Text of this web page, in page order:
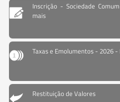
Inscrição - Sociedade
mais
Taxas e Emolumentos - 2026 -
Restituição de Valores